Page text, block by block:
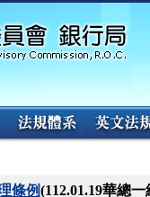
條例(112.01.19華總